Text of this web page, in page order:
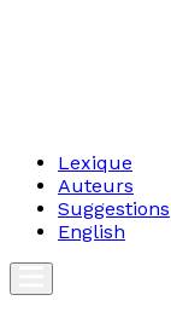
Lexique
Auteurs
Suggestions
English